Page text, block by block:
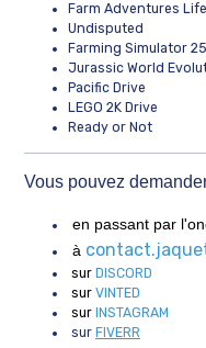
Farm Adventures
Undisputed
Farming Simulator 25
Jurassic World
Pacific Drive
LEGO 2K Drive
Ready or Not
Vous pouvez
en passant par
à
sur DISCORD
sur VINTED
sur INSTAGRAM
sur FIVERR